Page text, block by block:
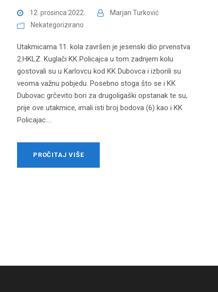
12. prosinca 2022.
Marjan Turković
Nekategorizirano
Utakmicama 11. kola završen je jesenski dio prvenstva
2.HKLZ. Kuglači KK Policajca u tom zadnjem kolu
gostovali su u Karlovcu kod KK Dubovca i izborili su
veoma važnu pobjedu. Posebno stoga što se i KK
Dubovac grčevito bori za drugoligaški opstanak te su,
prije ove utakmice, imali isti broj bodova (6) kao i KK
Policajac....
PROČITAJ VIŠE